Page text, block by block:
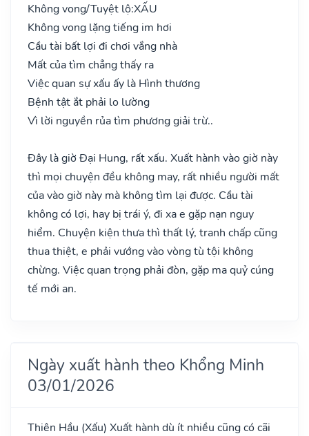
Không vong/Tuyệt lộ:XẤU
Không vong lặng tiếng im hơi
Cầu tài bất lợi đi chơi vắng nhà
Mất của tìm chẳng thấy ra
Việc quan sự xấu ấy là Hình thương
Bệnh tật ắt phải lo lường
Vì lời nguyền rủa tìm phương giải trừ..
Đây là giờ Đại Hung, rất xấu. Xuất hành vào giờ này
thì mọi chuyện đều không may, rất nhiều người mất
của vào giờ này mà không tìm lại được. Cầu tài
không có lợi, hay bị trái ý, đi xa e gặp nạn nguy
hiểm. Chuyện kiện thưa thì thất lý, tranh chấp cũng
thua thiệt, e phải vướng vào vòng tù tội không
chừng. Việc quan trọng phải đòn, gặp ma quỷ cúng
tế mới an.
Ngày xuất hành theo Khổng Minh
03/01/2026
Thiên Hầu (Xấu) Xuất hành dù ít nhiều cũng có cãi